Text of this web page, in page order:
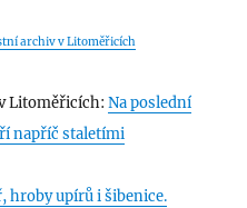
archiv v Litoměřicích
Litoměřicích:Na poslední
napříč staletími
hroby upírů i šibenice.